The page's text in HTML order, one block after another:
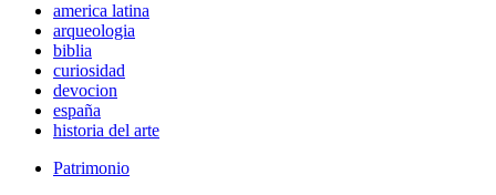
america latina
arqueologia
biblia
curiosidad
devocion
españa
historia del arte
Patrimonio